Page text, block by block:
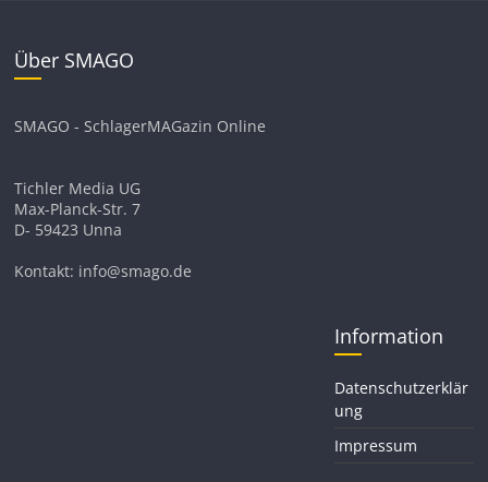
Über SMAGO
SMAGO - SchlagerMAGazin Online
Tichler Media UG
Max-Planck-Str. 7
D- 59423 Unna
Kontakt: info@smago.de
Information
Datenschutzerklär
ung
Impressum